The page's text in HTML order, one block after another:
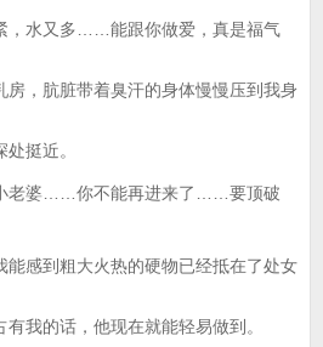
水又多……能跟你做爱，真是福气
房，肮脏带着臭汗的身体慢慢压到我身
挺近。
婆……你不能再进来了……要顶破
感到粗大火热的硬物已经抵在了处女
我的话，他现在就能轻易做到。